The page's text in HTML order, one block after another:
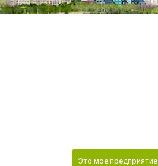
Это мое предприятие